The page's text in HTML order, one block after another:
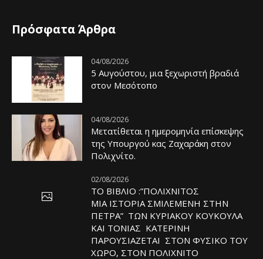
Πρόσφατα Άρθρα
04/08/2026
5 Αυγούστου, μια ξεχωριστή βραδιά
στον Μεσότοπο
04/08/2026
Μετατίθεται η ημερομηνία επίσκεψης
της Υπουργού κας Ζαχαράκη στον
Πολιχνίτο.
02/08/2026
ΤΟ ΒΙΒΛΙΟ :”ΠΟΛΙΧΝΙΤΟΣ
ΜΙΑ ΙΣΤΟΡΙΑ ΣΜΙΛΕΜΕΝΗ ΣΤΗΝ
ΠΕΤΡΑ” ΤΩΝ ΚΥΡΙΑΚΟΥ ΚΟΥΚΟΥΛΑ
ΚΑΙ ΤΟΝΙΑΣ ΚΑΤΕΡΙΝΗ
ΠΑΡΟΥΣΙΑΖΕΤΑΙ ΣΤΟΝ ΦΥΣΙΚΟ ΤOY
ΧΩΡΟ, ΣΤΟΝ ΠΟΛΙΧΝΙΤΟ